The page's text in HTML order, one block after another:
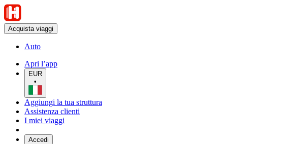
Acquista viaggi
Auto
Apri l’app
EUR
•
Aggiungi la tua struttura
Assistenza clienti
I miei viaggi
Accedi